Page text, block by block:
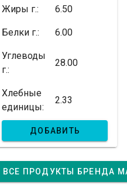
Жиры г.: 6.50
Белки г.: 6.00
Углеводы
г.:
28.00
Хлебные
единицы:
2.33
ДОБАВИТЬ
ВСЕ ПРОДУКТЫ БРЕНДА